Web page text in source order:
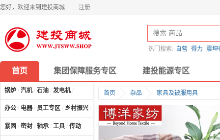
您好，欢迎来到建投商城 注册
热门搜索: 自营 得力 震坤
首页 集团保障服务专区 建投能源专区
锅炉 / 汽机/ 石油 / 发电机/
办公 / 电器 / 员工专区 / 乡村振兴 / 计算机及配件/
紧固 / 密封 / 轴承 / 工具 / 传动
首页 杂品 家具及被服用具